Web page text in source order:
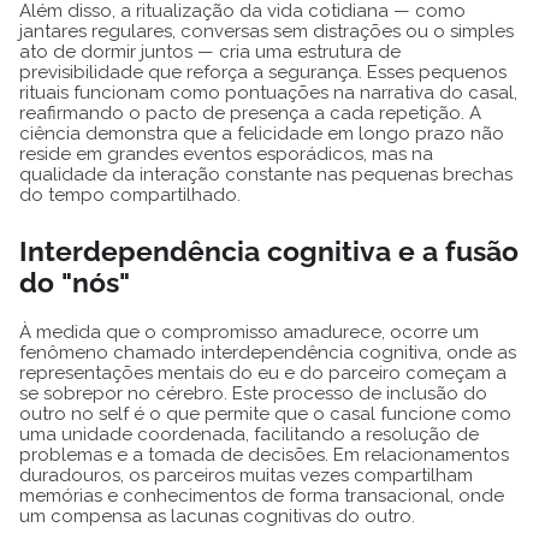
Além disso, a ritualização da vida cotidiana — como
jantares regulares, conversas sem distrações ou o simples
ato de dormir juntos — cria uma estrutura de
previsibilidade que reforça a segurança. Esses pequenos
rituais funcionam como pontuações na narrativa do casal,
reafirmando o pacto de presença a cada repetição. A
ciência demonstra que a felicidade em longo prazo não
reside em grandes eventos esporádicos, mas na
qualidade da interação constante nas pequenas brechas
do tempo compartilhado.
Interdependência cognitiva e a fusão
do "nós"
À medida que o compromisso amadurece, ocorre um
fenômeno chamado interdependência cognitiva, onde as
representações mentais do eu e do parceiro começam a
se sobrepor no cérebro. Este processo de inclusão do
outro no self é o que permite que o casal funcione como
uma unidade coordenada, facilitando a resolução de
problemas e a tomada de decisões. Em relacionamentos
duradouros, os parceiros muitas vezes compartilham
memórias e conhecimentos de forma transacional, onde
um compensa as lacunas cognitivas do outro.